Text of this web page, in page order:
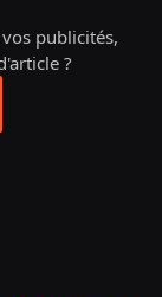
publicités,
?